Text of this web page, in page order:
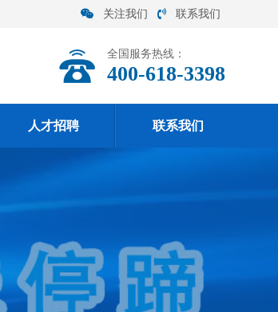
关注我们 联系我们
全国服务热线：
400-618-3398
人才招聘 联系我们